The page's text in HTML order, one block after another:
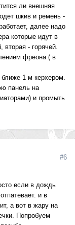
ли внешняя
шкив и ремень -
далее надо
которые идут в
- горячей.
фреона ( в
1 м керхером.
панель на
и промыть
#6
если в дождь
и в
а вот в жару на
Попробуем